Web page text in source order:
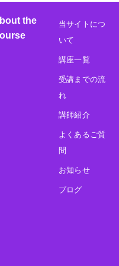
the
当サイトにつ
いて
講座一覧
受講までの流
れ
講師紹介
よくあるご質
問
お知らせ
ブログ